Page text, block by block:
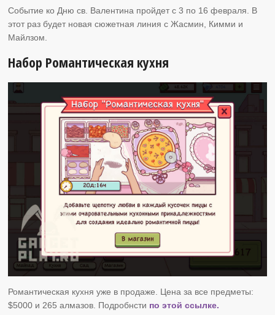
Событие ко Дню св. Валентина пройдет с 3 по 16 февраля. В
этот раз будет новая сюжетная линия с Жасмин, Кимми и
Майлзом.
Набор Романтическая кухня
Романтическая кухня уже в продаже. Цена за все предметы:
$5000 и 265 алмазов. Подробнсти по этой ссылке.